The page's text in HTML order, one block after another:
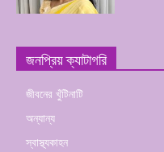
জনপ্রিয় ক্যাটাগরি
জীবনের খুঁটিনাটি
অন্যান্য
স্বাস্থ্যকাহন